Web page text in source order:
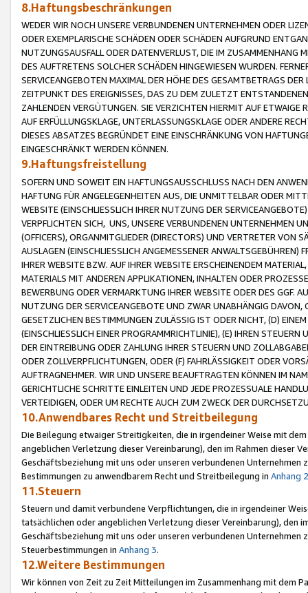
8.Haftungsbeschränkungen
WEDER WIR NOCH UNSERE VERBUNDENEN UNTERNEHMEN ODER
ODER EXEMPLARISCHE SCHÄDEN ODER SCHÄDEN AUFGRUND
NUTZUNGSAUSFALL ODER DATENVERLUST, DIE IM ZUSAMMENHANG
DES AUFTRETENS SOLCHER SCHÄDEN HINGEWIESEN WURDEN.
SERVICEANGEBOTEN MAXIMAL DER HÖHE DES GESAMTBETRAGS
ZEITPUNKT DES EREIGNISSES, DAS ZU DEM ZULETZT
ZAHLENDEN VERGÜTUNGEN. SIE VERZICHTEN HIERMIT AUF
AUF ERFÜLLUNGSKLAGE, UNTERLASSUNGSKLAGE ODER ANDERE
DIESES ABSATZES BEGRÜNDET EINE EINSCHRÄNKUNG VON
EINGESCHRÄNKT WERDEN KÖNNEN.
9.Haftungsfreistellung
SOFERN UND SOWEIT EIN HAFTUNGSAUSSCHLUSS NACH DEN
HAFTUNG FÜR ANGELEGENHEITEN AUS, DIE UNMITTELBAR ODER
WEBSITE (EINSCHLIESSLICH IHRER NUTZUNG DER
VERPFLICHTEN SICH, UNS, UNSERE VERBUNDENEN UNTERNEHMEN
(OFFICERS), ORGANMITGLIEDER (DIRECTORS) UND VERTRETER VON
AUSLAGEN (EINSCHLIESSLICH ANGEMESSENER
IHRER WEBSITE BZW. AUF IHRER WEBSITE ERSCHEINENDEM
MATERIALS MIT ANDEREN APPLIKATIONEN, INHALTEN ODER
BEWERBUNG ODER VERMARKTUNG IHRER WEBSITE ODER DES GGF.
NUTZUNG DER SERVICEANGEBOTE UND ZWAR UNABHÄNGIG
GESETZLICHEN BESTIMMUNGEN ZULÄSSIG IST ODER NICHT, (D)
(EINSCHLIESSLICH EINER PROGRAMMRICHTLINIE), (E) IHREN
DER EINTREIBUNG ODER ZAHLUNG IHRER STEUERN UND
ODER ZOLLVERPFLICHTUNGEN, ODER (F) FAHRLÄSSIGKEIT ODER
AUFTRAGNEHMER. WIR UND UNSERE BEAUFTRAGTEN KÖNNEN IM
GERICHTLICHE SCHRITTE EINLEITEN UND JEDE PROZESSUALE
VERTEIDIGEN, ODER UM RECHTE AUCH ZUM ZWECK DER
10.Anwendbares Recht und Streitbeilegung
Die Beilegung etwaiger Streitigkeiten, die in irgendeiner Weise mit
angeblichen Verletzung dieser Vereinbarung), den im Rahmen dieser
Geschäftsbeziehung mit uns oder unseren verbundenen
Bestimmungen zu anwendbarem Recht und Streitbeilegung in Anhang 2
11.Steuern
Steuern und damit verbundene Verpflichtungen, die in irgendeiner
tatsächlichen oder angeblichen Verletzung dieser Vereinbarung), den
Geschäftsbeziehung mit uns oder unseren verbundenen
Steuerbestimmungen in Anhang 3.
12.Weitere Bestimmungen
Wir können von Zeit zu Zeit Mitteilungen im Zusammenhang mit dem